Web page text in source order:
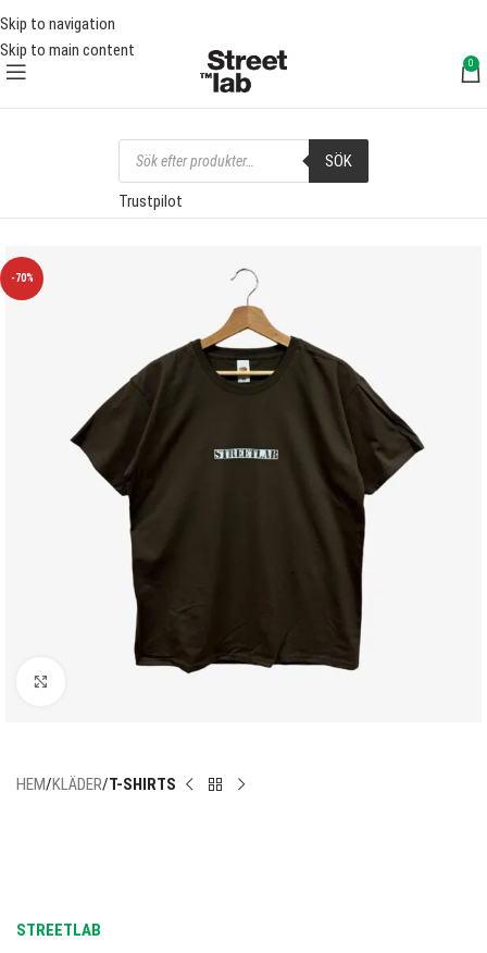
Skip to navigation
Skip to main content
0
SÖK
Trustpilot
-70%
HEM KLÄDER T-SHIRTS
STREETLAB